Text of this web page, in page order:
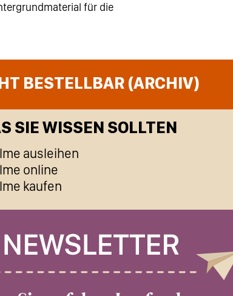
für die
BESTELLBAR (ARCHIV)
SIE WISSEN SOLLTEN
ausleihen
online
kaufen